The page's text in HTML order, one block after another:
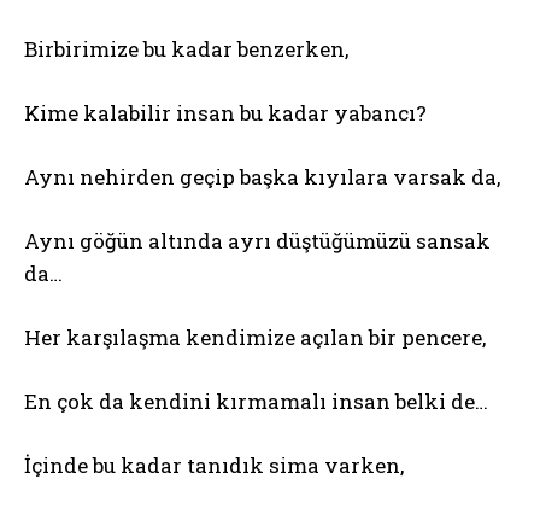
Birbirimize bu kadar benzerken,
Kime kalabilir insan bu kadar yabancı?
Aynı nehirden geçip başka kıyılara varsak da,
Aynı göğün altında ayrı düştüğümüzü sansak
da…
Her karşılaşma kendimize açılan bir pencere,
En çok da kendini kırmamalı insan belki de…
İçinde bu kadar tanıdık sima varken,